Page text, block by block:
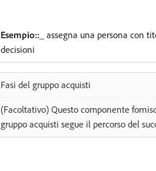
Esempio::_ assegna una persona con
decisioni
Fasi del gruppo acquisti
(Facoltativo) Questo componente
gruppo acquisti segue il percorso del